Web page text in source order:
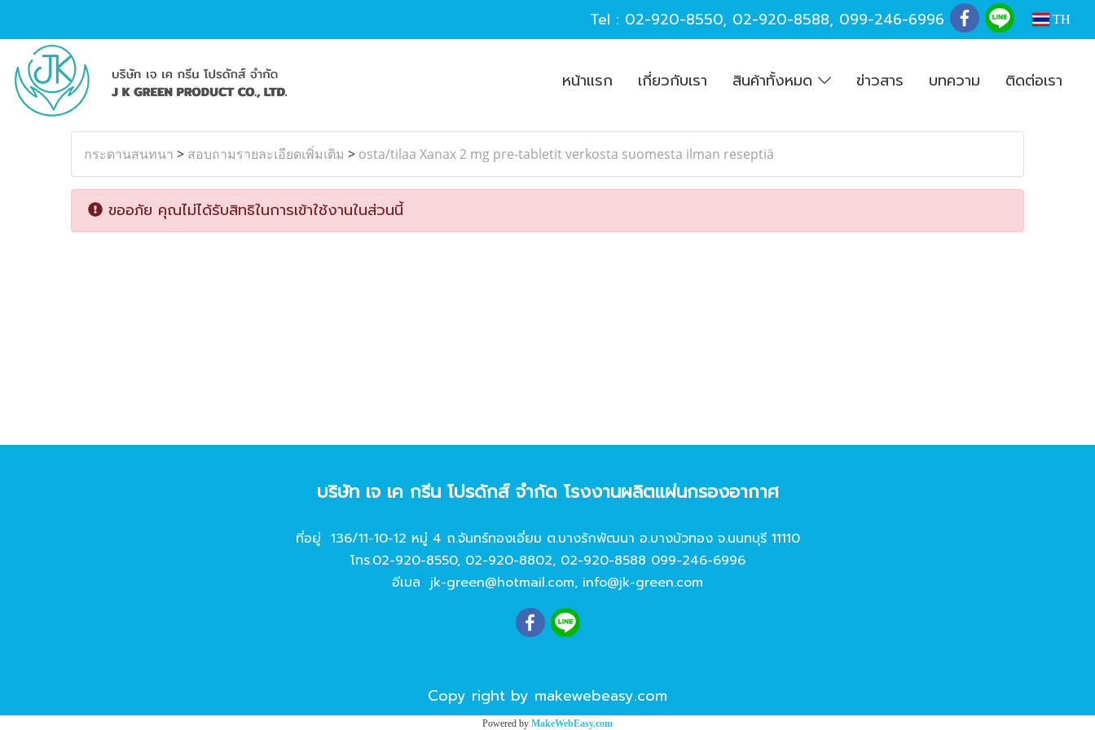
Tel : 02-920-8550, 02-920-8588, 099-246-6996 TH
หน้าแรก เกี่ยวกับเรา สินค้าทั้งหมด ข่าวสาร บทความ ติดต่อเรา
กระดานสนทนา > สอบถามรายละเอียดเพิ่มเติม > osta/tilaa Xanax 2 mg pre-tabletit verkosta suomesta ilman reseptiä
ขออภัย คุณไม่ได้รับสิทธิในการเข้าใช้งานในส่วนนี้
บริษัท เจ เค กรีน โปรดักส์ จํากัด โรงงานผลิตแผ่นกรองอากาศ
ที่อยู่ 136/11-10-12 หมู่ 4 ถ.จันทร์ทองเอี่ยม ต.บางรักพัฒนา อ.บางบัวทอง จ.นนทบุรี 11110
โทร.02-920-8550, 02-920-8802, 02-920-8588 099-246-6996
อีเมล jk-green@hotmail.com, info@jk-green.com
Copy right by makewebeasy.com
Powered by MakeWebEasy.com